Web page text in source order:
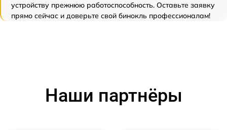
устройству прежнюю работоспособность. Оставьте заявку
прямо сейчас и доверьте свой бинокль профессионалам!
Наши партнёры